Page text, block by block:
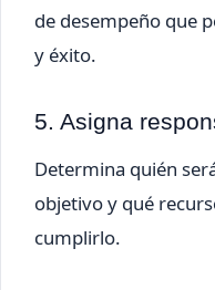
de desempeño que
y éxito.
5. Asigna
Determina quién
objetivo y qué
cumplirlo.